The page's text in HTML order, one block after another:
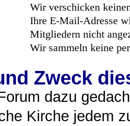
Wir verschicken
Ihre E-Mail-Adresse
Mitgliedern nicht
Wir sammeln keine
Zweck
dazu
Kirche jedem